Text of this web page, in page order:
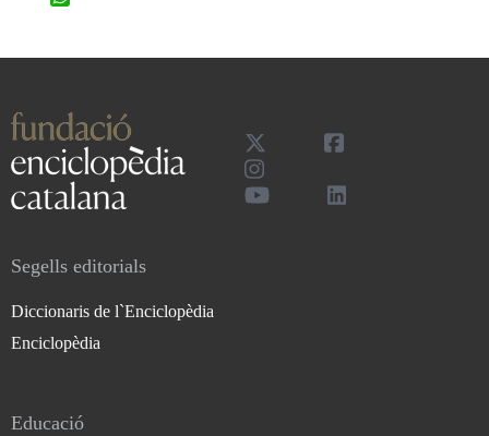
Segells editorials
Diccionaris de l`Enciclopèdia
Enciclopèdia
Educació